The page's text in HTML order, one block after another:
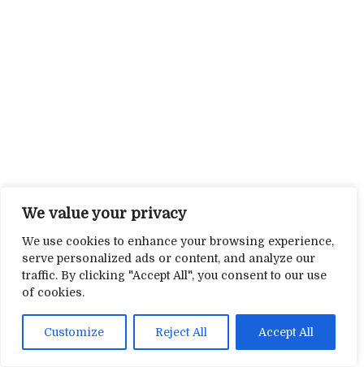
We value your privacy
We use cookies to enhance your browsing experience,
serve personalized ads or content, and analyze our
traffic. By clicking "Accept All", you consent to our use
of cookies.
Customize Reject All Accept All